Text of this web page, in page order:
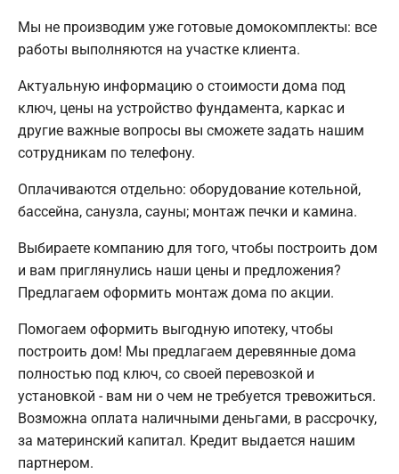
Мы не производим уже готовые домокомплекты: все
работы выполняются на участке клиента.
Актуальную информацию о стоимости дома под
ключ, цены на устройство фундамента, каркас и
другие важные вопросы вы сможете задать нашим
сотрудникам по телефону.
Оплачиваются отдельно: оборудование котельной,
бассейна, санузла, сауны; монтаж печки и камина.
Выбираете компанию для того, чтобы построить дом
и вам приглянулись наши цены и предложения?
Предлагаем оформить монтаж дома по акции.
Помогаем оформить выгодную ипотеку, чтобы
построить дом! Мы предлагаем деревянные дома
полностью под ключ, со своей перевозкой и
установкой - вам ни о чем не требуется тревожиться.
Возможна оплата наличными деньгами, в рассрочку,
за материнский капитал. Кредит выдается нашим
партнером.